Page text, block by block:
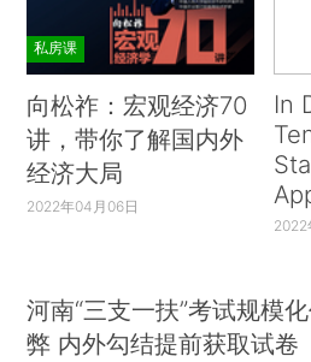
私房课
向松祚：宏观经济70
讲，带你了解国内外
经济大局
2022年04月06日
In
2022
河南“三支一扶”考试规模
弊 内外勾结提前获取试卷